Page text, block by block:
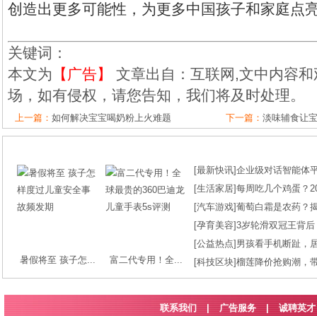
创造出更多可能性，为更多中国孩子和家庭点
关键词：
本文为 【广告】
文章出自：互联网,文中内容
场，如有侵权，请您告知，我们将及时处理。
上一篇： 如何解决宝宝喝奶粉上火难题 下一篇： 淡味辅食让
暑假将至 孩子怎... 富二代专用！全...
[最新快讯]企业级对话智能体
[生活家居]每周吃几个鸡蛋？
[汽车游戏]葡萄白霜是农药？
[孕育美容]3岁轮滑双冠王背
[公益热点] 男孩看手机断趾，
[科技区块]榴莲降价抢购潮，
联系我们 广告服务 | 诚聘英才